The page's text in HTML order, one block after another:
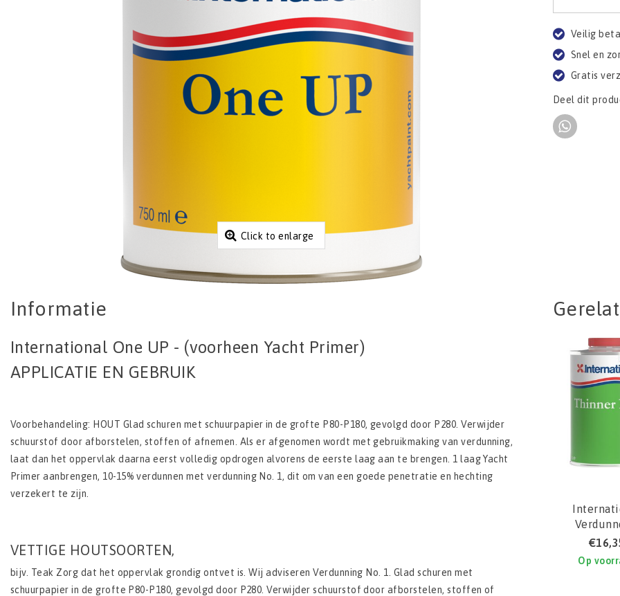
Click to enlarge
Veilig
Snel en
Gratis
Deel dit
Informatie
International One UP - (voorheen Yacht Primer)
APPLICATIE EN GEBRUIK
Voorbehandeling: HOUT Glad schuren met schuurpapier in de grofte P80-P180, gevolgd door P280. Verwijder
schuurstof door afborstelen, stoffen of afnemen. Als er afgenomen wordt met gebruikmaking van verdunning,
laat dan het oppervlak daarna eerst volledig opdrogen alvorens de eerste laag aan te brengen. 1 laag Yacht
Primer aanbrengen, 10-15% verdunnen met verdunning No. 1, dit om van een goede penetratie en hechting
verzekert te zijn.
VETTIGE HOUTSOORTEN,
bijv. Teak Zorg dat het oppervlak grondig ontvet is. Wij adviseren Verdunning No. 1. Glad schuren met
schuurpapier in de grofte P80-P180, gevolgd door P280. Verwijder schuurstof door afborstelen, stoffen of
Thinner
Op